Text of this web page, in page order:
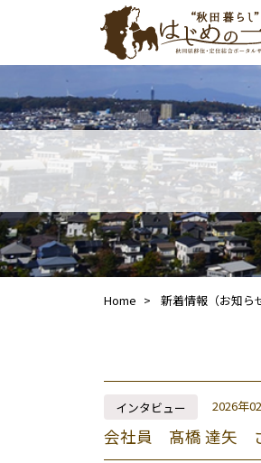
Home 新着情報（お知ら
インタビュー 2026年
会社員 髙橋 達矢